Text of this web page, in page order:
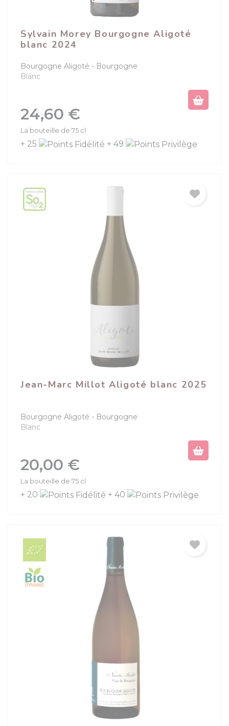
Sylvain Morey Bourgogne Aligoté
blanc 2024
Bourgogne Aligoté
Bourgogne
Blanc
Prix
24,60 €
La bouteille de 75 cl
+ 25 + 49
Jean-Marc Millot Aligoté blanc 2025
Bourgogne Aligoté
Bourgogne
Blanc
Prix
20,00 €
La bouteille de 75 cl
+ 20 + 40